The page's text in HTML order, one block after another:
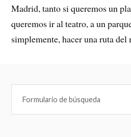
Madrid, tanto si queremos un
queremos ir al teatro, a un
simplemente, hacer una ruta